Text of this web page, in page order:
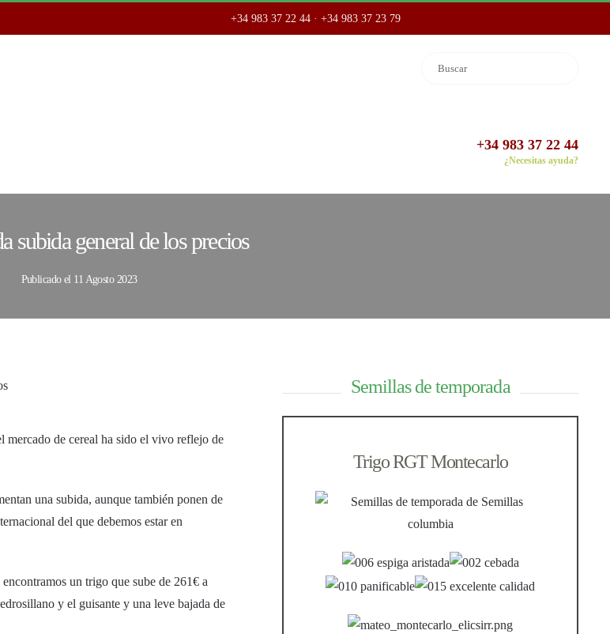
+34 983 37 22 44 · +34 983 37 23 79
+34 983 37 22 44
¿Necesitas ayuda?
subida general de los precios
Publicado el 11 Agosto 2023
mercado de cereal ha sido el vivo reflejo de
una subida, aunque también ponen de
del que debemos estar en
un trigo que sube de 261€ a
y el guisante y una leve bajada de
Semillas de temporada
Trigo RGT Montecarlo